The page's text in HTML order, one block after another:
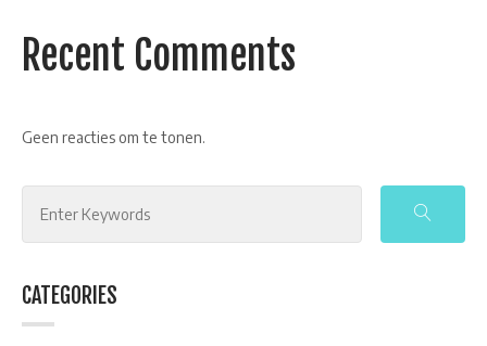
Recent Comments
Geen reacties om te tonen.
CATEGORIES